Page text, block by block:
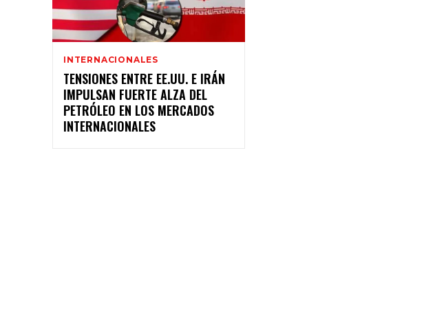
INTERNACIONALES
TENSIONES ENTRE EE.UU. E IRÁN
IMPULSAN FUERTE ALZA DEL
PETRÓLEO EN LOS MERCADOS
INTERNACIONALES